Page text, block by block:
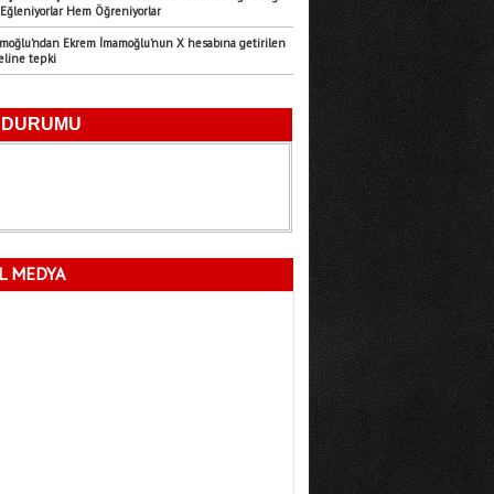
Emre Türk
11.07.2026
Mersin’in Sessiz Felaketi
Fatma Lalecan
11.09.2025
Hem Öğreniyorlar
Ekrem İmamoğlu’nun X hesabına getirilen
tepki
MEDYA